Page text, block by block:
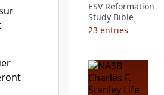
ESV Reformation
Study Bible
23 entries